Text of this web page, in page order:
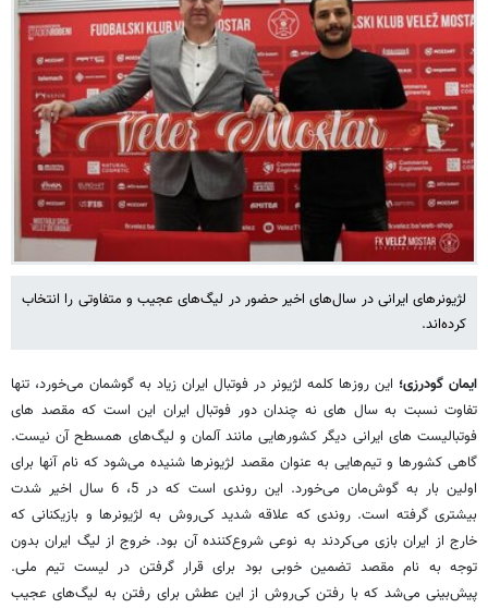
لژیونرهای ایرانی در سال‌های اخیر حضور در لیگ‌های عجیب و متفاوتی را انتخاب
کرده‌اند.
ایمان گودرزی؛ این روزها کلمه لژیونر در فوتبال ایران زیاد به گوشمان می‌خورد، تنها
تفاوت نسبت به سال های نه چندان دور فوتبال ایران این است که مقصد های
فوتبالیست های ایرانی دیگر کشورهایی مانند آلمان و لیگ‌های همسطح آن نیست.
گاهی کشورها و تیم‌هایی به عنوان مقصد لژیونرها شنیده می‌شود که نام آنها برای
اولین بار به گوش‌مان می‌خورد. این روندی است که در 5، 6 سال اخیر شدت
بیشتری گرفته است. روندی که علاقه شدید کی‌روش به لژیونرها و بازیکنانی که
خارج از ایران بازی می‌کردند به نوعی شروع‌کننده آن بود. خروج از لیگ ایران بدون
توجه به نام مقصد تضمین خوبی بود برای قرار گرفتن در لیست تیم ملی.
پیش‌بینی می‌شد که با رفتن کی‌روش از این عطش برای رفتن به لیگ‌های عجیب